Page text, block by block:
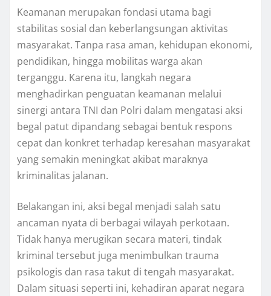
Keamanan merupakan fondasi utama bagi
stabilitas sosial dan keberlangsungan aktivitas
masyarakat. Tanpa rasa aman, kehidupan ekonomi,
pendidikan, hingga mobilitas warga akan
terganggu. Karena itu, langkah negara
menghadirkan penguatan keamanan melalui
sinergi antara TNI dan Polri dalam mengatasi aksi
begal patut dipandang sebagai bentuk respons
cepat dan konkret terhadap keresahan masyarakat
yang semakin meningkat akibat maraknya
kriminalitas jalanan.
Belakangan ini, aksi begal menjadi salah satu
ancaman nyata di berbagai wilayah perkotaan.
Tidak hanya merugikan secara materi, tindak
kriminal tersebut juga menimbulkan trauma
psikologis dan rasa takut di tengah masyarakat.
Dalam situasi seperti ini, kehadiran aparat negara